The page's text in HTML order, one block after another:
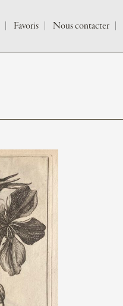
Favoris Nous contacter